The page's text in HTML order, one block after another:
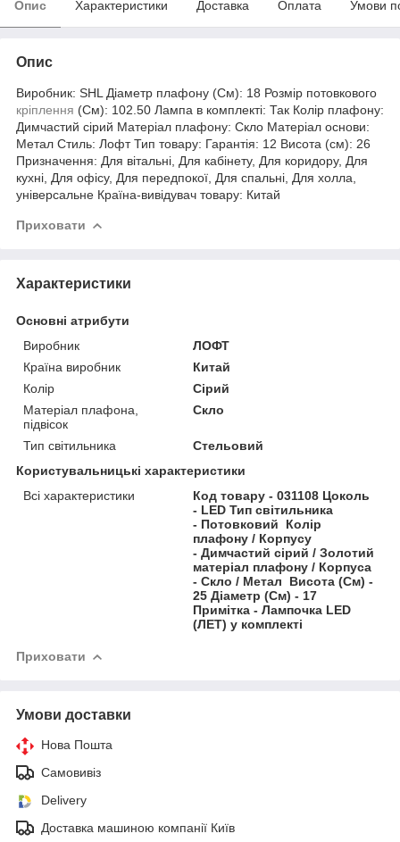
Опис Характеристики Доставка Оплата Умови
Опис
Виробник: SHL Діаметр плафону (См): 18 Розмір потовкового
кріплення (См): 102.50 Лампа в комплекті: Так Колір плафону:
Димчастий сірий Матеріал плафону: Скло Матеріал основи:
Метал Стиль: Лофт Тип товару: Гарантія: 12 Висота (см): 26
Призначення: Для вітальні, Для кабінету, Для коридору, Для
кухні, Для офісу, Для передпокої, Для спальні, Для холла,
універсальне Країна-вивідувач товару: Китай
Приховати
Характеристики
Основні атрибути
Виробник
ЛОФТ
Країна виробник
Китай
Колір
Сірий
Матеріал плафона,
підвісок
Скло
Тип світильника
Стельовий
Користувальницькі характеристики
Всі характеристики
Код товару - 031108 Цоколь
- LED Тип світильника
- Потовковий Колір
плафону / Корпусу
- Димчастий сірий / Золотий
матеріал плафону / Корпуса
- Скло / Метал Висота (См) -
25 Діаметр (См) - 17
Примітка - Лампочка LED
(ЛЕТ) у комплекті
Приховати
Умови доставки
Нова Пошта
Самовивіз
Delivery
Доставка машиною компанії Київ